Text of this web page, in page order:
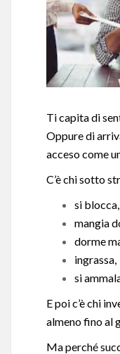
Ti capita di
Oppure di
acceso come
C’è chi sotto
si blocca,
mangia
dorme
ingrassa,
si
E poi c’è chi
almeno fino al
Ma perché